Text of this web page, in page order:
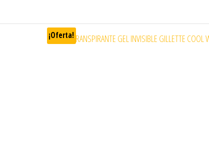
¡Oferta!